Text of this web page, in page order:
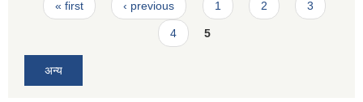
« first ‹ previous 1 2 3
4 5
अन्य